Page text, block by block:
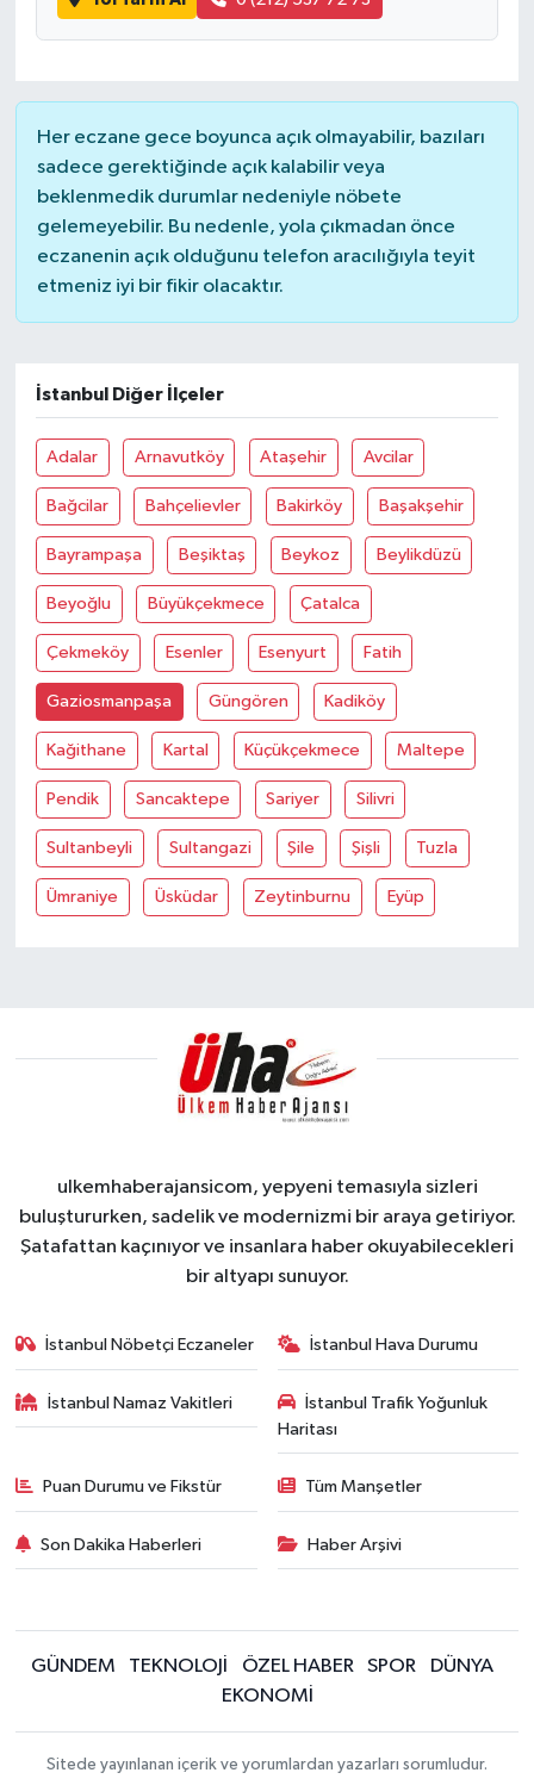
Her eczane gece boyunca açık olmayabilir, bazıları
sadece gerektiğinde açık kalabilir veya
beklenmedik durumlar nedeniyle nöbete
gelemeyebilir. Bu nedenle, yola çıkmadan önce
eczanenin açık olduğunu telefon aracılığıyla teyit
etmeniz iyi bir fikir olacaktır.
İstanbul Diğer İlçeler
Adalar Arnavutköy Ataşehir Avcilar
Bağcilar Bahçelievler Bakirköy Başakşehir
Bayrampaşa Beşiktaş Beykoz Beylikdüzü
Beyoğlu Büyükçekmece Çatalca
Çekmeköy Esenler Esenyurt Fatih
Gaziosmanpaşa Güngören Kadiköy
Kağithane Kartal Küçükçekmece Maltepe
Pendik Sancaktepe Sariyer Silivri
Sultanbeyli Sultangazi Şile Şişli Tuzla
Ümraniye Üsküdar Zeytinburnu Eyüp
ulkemhaberajansicom, yepyeni temasıyla sizleri
buluştururken, sadelik ve modernizmi bir araya getiriyor.
Şatafattan kaçınıyor ve insanlara haber okuyabilecekleri
bir altyapı sunuyor.
İstanbul Nöbetçi Eczaneler İstanbul Hava Durumu
İstanbul Namaz Vakitleri
İstanbul Trafik Yoğunluk
Haritası
Puan Durumu ve Fikstür Tüm Manşetler
Son Dakika Haberleri Haber Arşivi
GÜNDEM TEKNOLOJİ ÖZEL HABER SPOR
DÜNYA
EKONOMİ
Sitede yayınlanan içerik ve yorumlardan yazarları sorumludur.